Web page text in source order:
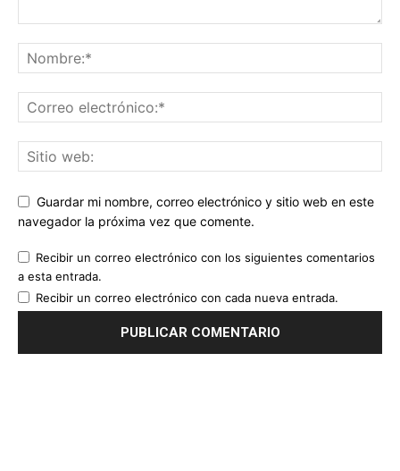
Guardar mi nombre, correo electrónico y sitio web en este
navegador la próxima vez que comente.
Recibir un correo electrónico con los siguientes comentarios
a esta entrada.
Recibir un correo electrónico con cada nueva entrada.